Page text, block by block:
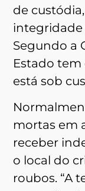
de
integridade
Segundo a
Estado
está sob
mortas em
receber
o local do
roubos. “A